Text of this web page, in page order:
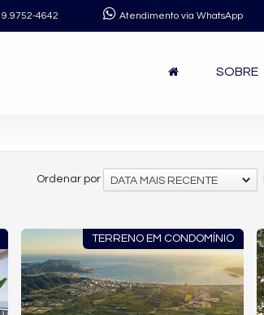
9.9752-4642 Atendimento via WhatsApp
SOBRE
Ordenar por DATA MAIS RECENTE
TERRENO EM CONDOMÍNIO